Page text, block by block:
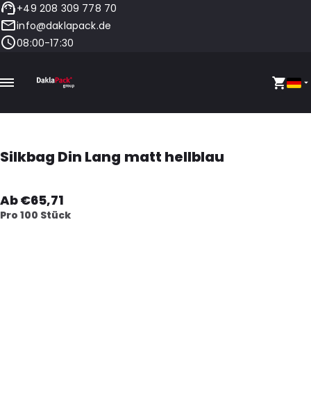
+49 208 309 778 70
info@daklapack.de
08:00-17:30
Silkbag Din Lang matt hellblau
Ab €65,71
Pro 100 Stück